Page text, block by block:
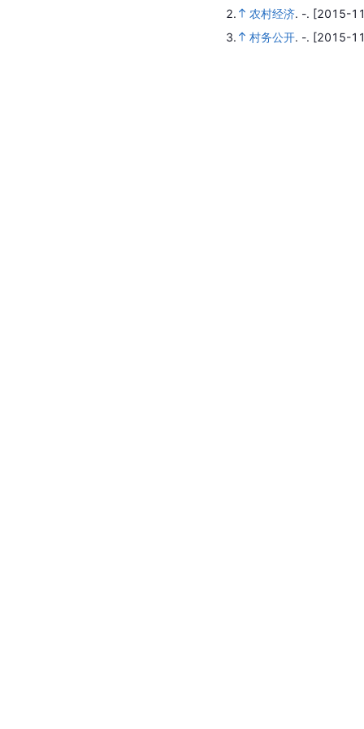
2. 农村经济. -. [2015-
3.
村务公开. -. [2015-